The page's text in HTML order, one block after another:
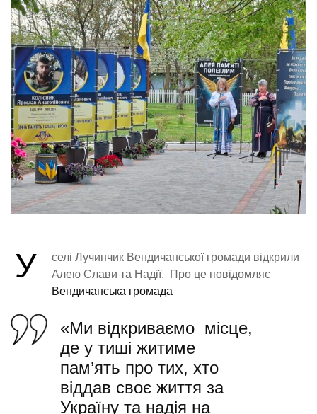
У
селі Лучинчик Вендичанської громади відкрили
Алею Слави та Надії. Про це повідомляє
Вендичанська громада
«Ми відкриваємо місце,
де у тиші житиме
пам’ять про тих, хто
віддав своє життя за
Україну та надія на